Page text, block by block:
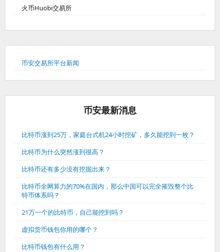
火币Huobi交易所
币安交易所平台新闻
币安最新消息
比特币涨到25万，家庭台式机24小时挖矿，多久能挖到一枚？
比特币为什么突然涨到很高？
比特币还有多少没有挖掘出来？
比特币全网算力的70%在国内，那么中国可以完全摧毁整个比
特币体系吗？
21万一个的比特币，自己能挖到吗？
虚拟货币钱包你用的哪个？
比特币钱包有什么用？